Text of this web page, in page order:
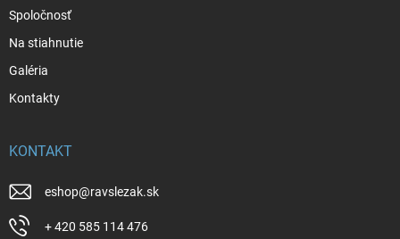
Spoločnosť
Na stiahnutie
Galéria
Kontakty
KONTAKT
eshop@ravslezak.sk
+ 420 585 114 476